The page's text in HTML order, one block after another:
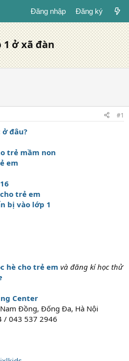
Đăng nhập Đăng ký
1 ở xã đàn
#1
đâu?
trẻ mầm non
em
trẻ em
bị vào lớp 1
hè cho trẻ em và đăng kí học thử
Center
Đồng, Đống Đa, Hà Nội
/ 043 537 2946